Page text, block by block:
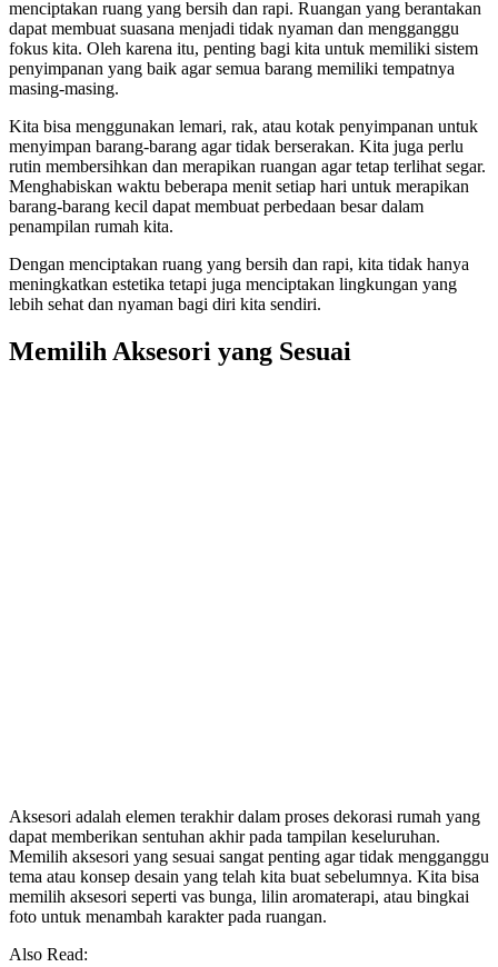
menciptakan ruang yang bersih dan rapi. Ruangan yang berantakan
dapat membuat suasana menjadi tidak nyaman dan mengganggu
fokus kita. Oleh karena itu, penting bagi kita untuk memiliki sistem
penyimpanan yang baik agar semua barang memiliki tempatnya
masing-masing.
Kita bisa menggunakan lemari, rak, atau kotak penyimpanan untuk
menyimpan barang-barang agar tidak berserakan. Kita juga perlu
rutin membersihkan dan merapikan ruangan agar tetap terlihat segar.
Menghabiskan waktu beberapa menit setiap hari untuk merapikan
barang-barang kecil dapat membuat perbedaan besar dalam
penampilan rumah kita.
Dengan menciptakan ruang yang bersih dan rapi, kita tidak hanya
meningkatkan estetika tetapi juga menciptakan lingkungan yang
lebih sehat dan nyaman bagi diri kita sendiri.
Memilih Aksesori yang Sesuai
Aksesori adalah elemen terakhir dalam proses dekorasi rumah yang
dapat memberikan sentuhan akhir pada tampilan keseluruhan.
Memilih aksesori yang sesuai sangat penting agar tidak mengganggu
tema atau konsep desain yang telah kita buat sebelumnya. Kita bisa
memilih aksesori seperti vas bunga, lilin aromaterapi, atau bingkai
foto untuk menambah karakter pada ruangan.
Also Read: